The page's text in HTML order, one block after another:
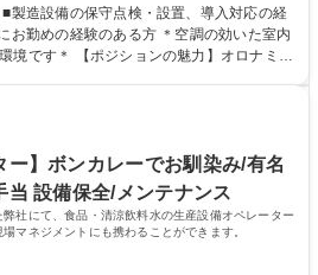
“考える 製造”に携わることが
の運搬・秤量・混合、製品の充填・包装・
びライン管理業務 ■製造設備の保守・点検
製造設備の保守点検・設置、導入対応の経
お勤めの経験のある方 ＊空調の効いた室内
魅力】オロナミン
大塚グループの安定基盤と年間休日125
。自分が関わった製品を日常で目にする達
合えるやりがいを実感できます。 学歴・
修学校 高校 語学力： 資格：フォークリフ
動車
ー】ボンカレーでお馴染み/有名
当 設備保全/メンテナンス
社にて、食品・清涼飲料水の生産設備オペレーター
マネジメントにも携わることができます。